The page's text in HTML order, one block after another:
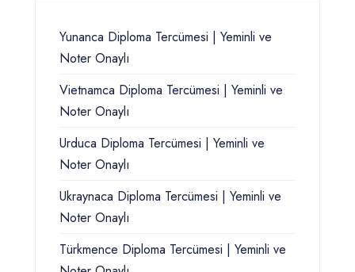
Yunanca Diploma Tercümesi | Yeminli ve
Noter Onaylı
Vietnamca Diploma Tercümesi | Yeminli ve
Noter Onaylı
Urduca Diploma Tercümesi | Yeminli ve
Noter Onaylı
Ukraynaca Diploma Tercümesi | Yeminli ve
Noter Onaylı
Türkmence Diploma Tercümesi | Yeminli ve